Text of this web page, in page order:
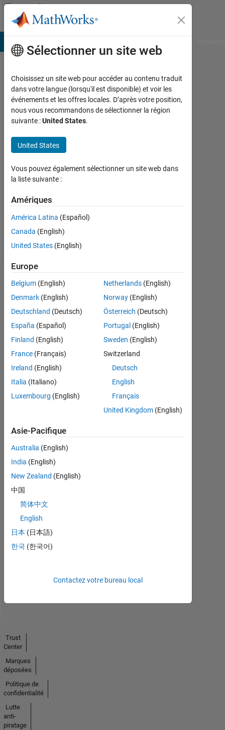
Passer au contenu
Community
Profile
Washida
Kami
Actif
2020
0
Following:
0
Follow
Recommandations
Please
login
to
this
person
in
skill
No
Endorsements
Sélectionner un site web
Choisissez un site web pour accéder au contenu traduit
dans votre langue (lorsqu'il est disponible) et voir les
événements et les offres locales. D’après votre position,
nous vous recommandons de sélectionner la région
suivante :United States.
United States
Vous pouvez également sélectionner un site web dans
la liste suivante :
Amériques
América Latina (Español)
Canada (English)
United States (English)
Europe
Belgium (English)
Denmark (English)
Deutschland (Deutsch)
España (Español)
Finland (English)
France (Français)
Ireland (English)
Italia (Italiano)
Luxembourg (English)
Netherlands(English)
Norway(English)
Österreich (Deutsch)
Portugal (English)
Sweden (English)
Switzerland
Deutsch
English
Français
United Kingdom(English)
Asie-Pacifique
Australia (English)
India (English)
New Zealand (English)
中国
简体中文
English
日本 (日本語)
한국 (한국어)
Contactez votre bureau local
Trust
Center
Marques
déposées
Politique de
confidentialité
Lutte
anti-
piratage